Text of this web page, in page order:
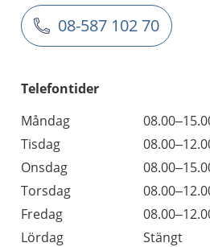
08-587 102 70
Telefontider
Måndag
Tisdag
Onsdag
Torsdag
Fredag
Lördag
Stängt